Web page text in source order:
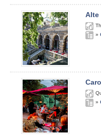
Alte
»
»